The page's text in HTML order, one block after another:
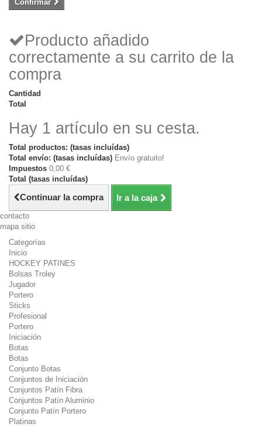
Confirmar
Producto añadido
correctamente a su carrito de la
compra
Cantidad
Total
Hay 1 artículo en su cesta.
Total productos: (tasas incluídas)
Total envío: (tasas incluídas) Envío gratuito!
Impuestos 0,00 €
Total (tasas incluídas)
Continuar la compra Ir a la caja
contacto
mapa sitio
Categorías
Inicio
HOCKEY PATINES
Bolsas Troley
Jugador
Portero
Sticks
Profesional
Portero
Iniciación
Botas
Botas
Conjunto Botas
Conjuntos de Iniciación
Conjuntos Patín Fibra
Conjuntos Patín Aluminio
Conjunto Patín Portero
Platinas